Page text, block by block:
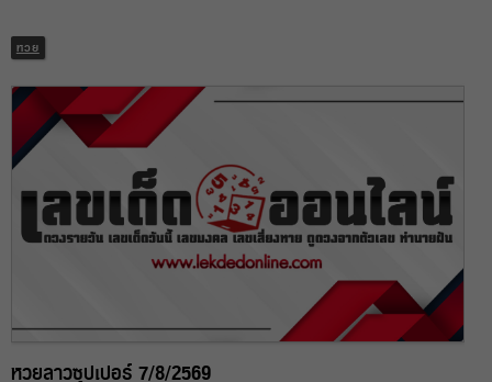
หวย
หวยลาวซุปเปอร์ 7/8/2569